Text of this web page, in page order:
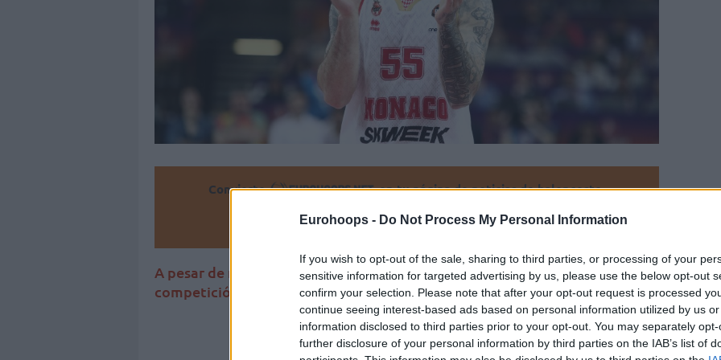
Eurohoops - Do Not Process My Personal Information
If you wish to opt-out of the sale, sharing to third parties, or processing of your
sensitive information for targeted advertising by us, please use the below opt-out
confirm your selection. Please note that after your opt-out request is processed
continue seeing interest-based ads based on personal information utilized by us
information disclosed to third parties prior to your opt-out. You may separately
further disclosure of your personal information by third parties on the IAB’s list of
Convierte en tu página de noticias de baloncesto.
Añade Eurohoops a Google
A pesar de no haber sumado triunfos en la Euroliga, siguen perfectos en la
competición nacional con siete triunfos seguidos
Por Eurohoops team
/info@eurohoops.net